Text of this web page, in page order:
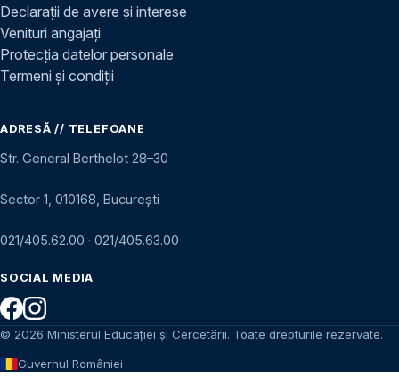
Declarații de avere și interese
Venituri angajați
Protecția datelor personale
Termeni și condiții
ADRESĂ // TELEFOANE
Str. General Berthelot 28–30
Sector 1, 010168, București
021/405.62.00 · 021/405.63.00
SOCIAL MEDIA
© 2026 Ministerul Educației și Cercetării. Toate drepturile rezervate.
Guvernul României